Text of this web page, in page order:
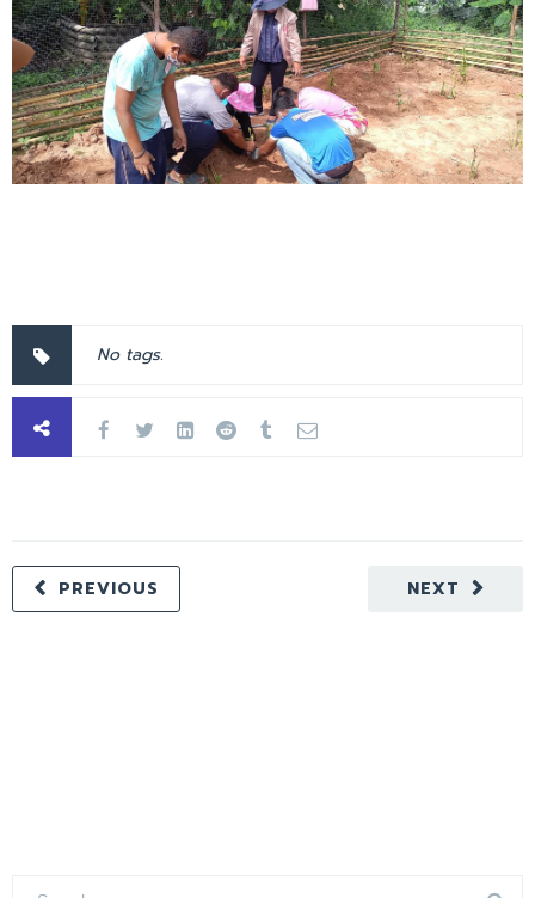
No tags.
NEXT
PREVIOUS